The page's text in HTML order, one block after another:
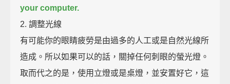
your computer.
2. 調整光線
有可能你的眼睛疲勞是由過多的人工或是自然光線所
造成。所以如果可以的話，關掉任何刺眼的螢光燈。
取而代之的是，使用立燈或是桌燈，並安置好它，這